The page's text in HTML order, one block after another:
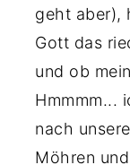
geht aber),
Gott das
und ob
Hmmmm...
nach
Möhren